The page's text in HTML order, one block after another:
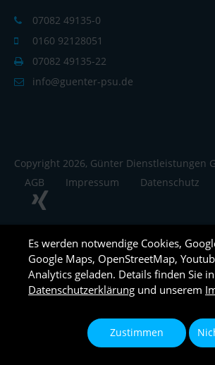
07082 49135-0
0160 92128051
07082 49135-22
info@guenter-psu.de
Copyright 2026, Günter Dienstleistungen
AGB
Impressum Datenschutz
Es werden notwendige Cookies,
Google Maps, OpenStreetMap,
Analytics geladen. Details finden Sie
Datenschutzerklärung und unserem
Zustimmen